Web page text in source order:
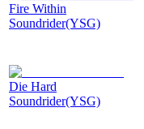
Fire Within
Soundrider(YSG)
Die Hard
Soundrider(YSG)